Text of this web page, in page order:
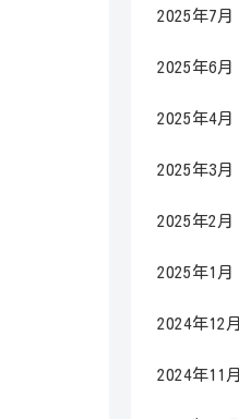
2025年7月
2025年6月
2025年4月
2025年3月
2025年2月
2025年1月
2024年12月
2024年11月